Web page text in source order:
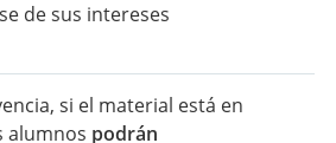
de sus intereses
si el material está en
alumnos podrán